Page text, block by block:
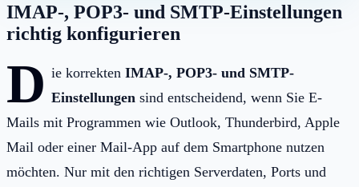
IMAP-, POP3- und SMTP-Einstellungen
richtig konfigurieren
D ie korrektenIMAP-, POP3- und SMTP-
Einstellungen sind entscheidend, wenn Sie E-
Mails mit Programmen wie Outlook, Thunderbird, Apple
Mail oder einer Mail-App auf dem Smartphone nutzen
möchten. Nur mit den richtigen Serverdaten, Ports und